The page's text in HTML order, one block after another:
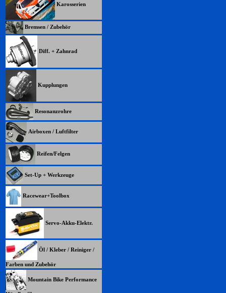
Karosserien
Bremsen / Zubehör
Diff. + Zahnrad
Kupplungen
Resonanzrohre
Airboxen / Luftfilter
Reifen/Felgen
Set-Up + Werkzeuge
Racewear+Toolbox
Servo-Akku-Elektr.
Öl / Kleber / Reiniger /
Farben und Zubehör
Mountain Bike Performance